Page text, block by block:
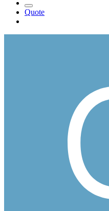
Quote